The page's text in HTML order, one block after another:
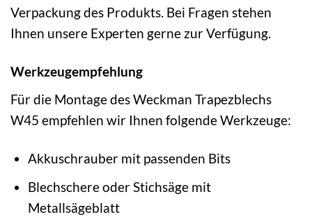
Verpackung des Produkts. Bei Fragen stehen
Ihnen unsere Experten gerne zur Verfügung.
Werkzeugempfehlung
Für die Montage des Weckman Trapezblechs
W45 empfehlen wir Ihnen folgende Werkzeuge:
Akkuschrauber mit passenden Bits
Blechschere oder Stichsäge mit
Metallsägeblatt